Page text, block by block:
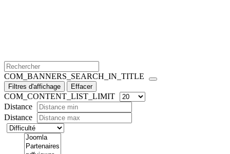
COM_BANNERS_SEARCH_IN_TITLE
Filtres d'affichage Effacer
COM_CONTENT_LIST_LIMIT
Distance
Distance